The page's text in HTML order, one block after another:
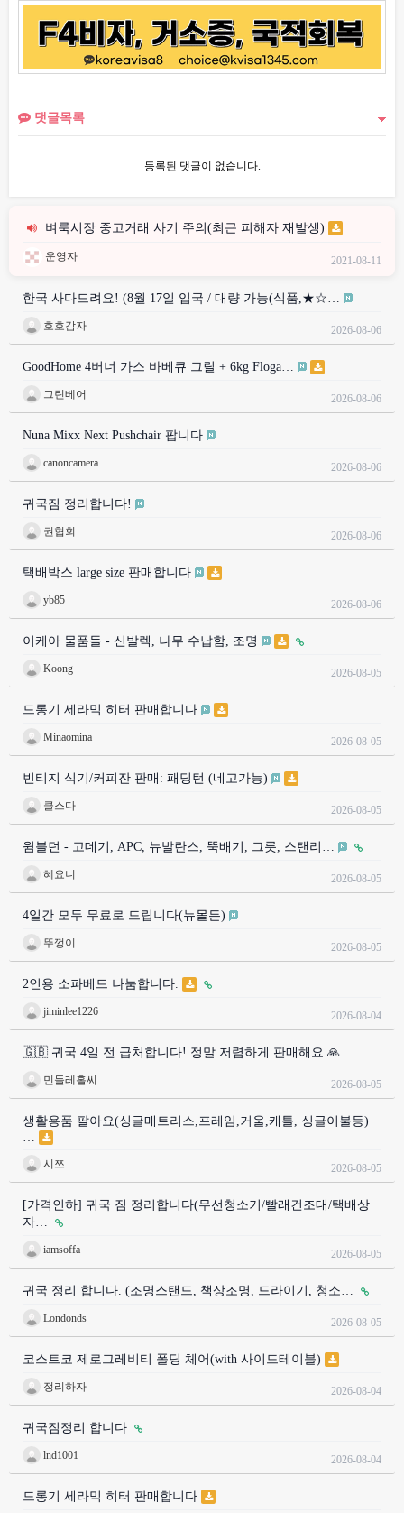
댓글목록
등록된 댓글이 없습니다.
벼룩시장 중고거래 사기 주의(최근 피해자 재발생)
운영자 2021-08-11
한국 사다드려요! (8월 17일 입국 / 대량 가능(식품,★☆…
호호감자 2026-08-06
GoodHome 4버너 가스 바베큐 그릴 + 6kg Floga…
그린베어 2026-08-06
Nuna Mixx Next Pushchair 팝니다
canoncamera 2026-08-06
귀국짐 정리합니다!
권협회 2026-08-06
택배박스 large size 판매합니다
yb85 2026-08-06
이케아 물품들 - 신발렉, 나무 수납함, 조명
Koong 2026-08-05
드롱기 세라믹 히터 판매합니다
Minaomina 2026-08-05
빈티지 식기/커피잔 판매: 패딩턴 (네고가능)
클스다 2026-08-05
윔블던 - 고데기, APC, 뉴발란스, 뚝배기, 그릇, 스탠리…
혜요니 2026-08-05
4일간 모두 무료로 드립니다(뉴몰든)
뚜껑이 2026-08-05
2인용 소파베드 나눔합니다.
jiminlee1226 2026-08-04
🇬🇧 귀국 4일 전 급처합니다! 정말 저렴하게 판매해요 🙏
민들레홀씨 2026-08-05
생활용품 팔아요(싱글매트리스,프레임,거울,캐틀, 싱글이불등)
시쯔 2026-08-05
[가격인하] 귀국 짐 정리합니다(무선청소기/빨래건조대/택배상
자…
iamsoffa 2026-08-05
귀국 정리 합니다. (조명스탠드, 책상조명, 드라이기, 청소…
Londonds 2026-08-05
코스트코 제로그레비티 폴딩 체어(with 사이드테이블)
정리하자 2026-08-04
귀국짐정리 합니다
lnd1001 2026-08-04
드롱기 세라믹 히터 판매합니다